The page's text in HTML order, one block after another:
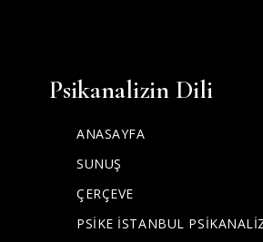
Psikanalizin Dili
ANASAYFA
SUNUŞ
ÇERÇEVE
PSİKE İSTANBUL